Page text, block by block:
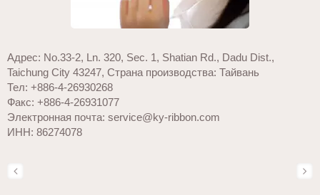
Адрес: No.33-2, Ln. 320, Sec. 1, Shatian Rd., Dadu Dist.,
Taichung City 43247, Страна производства: Тайвань
Тел: +886-4-26930268
Факс: +886-4-26931077
Электронная почта: service@ky-ribbon.com
ИНН: 86274078